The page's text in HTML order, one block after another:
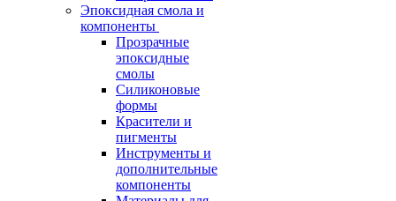
Эпоксидная смола и
компоненты
Прозрачные
эпоксидные
смолы
Силиконовые
формы
Красители и
пигменты
Инструменты и
дополнительные
компоненты